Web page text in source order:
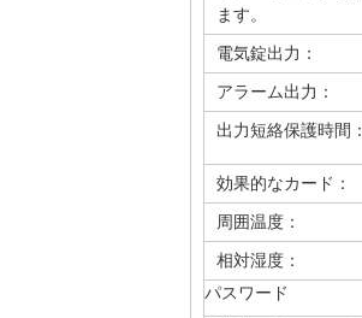
ます。
電気錠出力：
アラーム出力：
出力短絡保護時間：
効果的なカード：
周囲温度：
相対湿度：
パスワード